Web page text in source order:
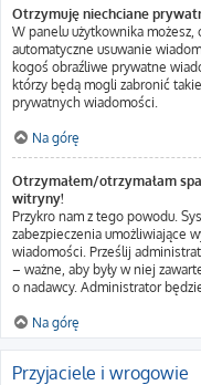
Otrzymuję niechciane
W panelu użytkownika
automatyczne usuwanie
kogoś obraźliwe prywatne
którzy będą mogli zabronić
prywatnych wiadomości.
Na górę
Otrzymałem/otrzymałam
witryny!
Przykro nam z tego powodu.
zabezpieczenia umożliwiające
wiadomości. Prześlij
– ważne, aby były w niej
o nadawcy. Administrator
Na górę
Przyjaciele i wrogowie